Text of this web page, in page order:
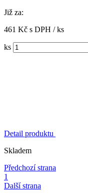
Již za:
461 Kč s DPH / ks
ks
Detail produktu
Skladem
Předchozí strana
1
Další strana